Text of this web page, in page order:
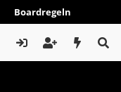
Boardregeln